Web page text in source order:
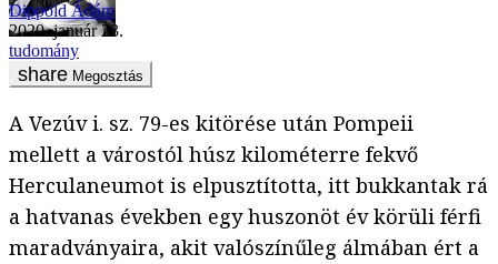
Dippold Ádám
2020. január 23.
tudomány
Megosztás
A Vezúv i. sz. 79-es kitörése után Pompeii
mellett a várostól húsz kilométerre fekvő
Herculaneumot is elpusztította, itt bukkantak rá
a hatvanas években egy huszonöt év körüli férfi
maradványaira, akit valószínűleg álmában ért a